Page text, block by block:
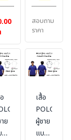
เป๋า
อก
กระเป๋า
หน้าอก
ผ้า
CVC
สอบถาม
ราคา
ย
บ
เสื้อ
POLO-
ผู้ชาย
แบบ